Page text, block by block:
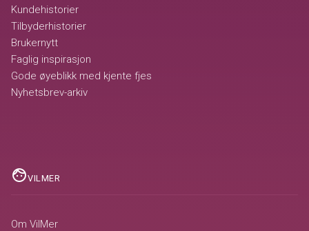
Kundehistorier
Tilbyderhistorier
Brukernytt
Faglig inspirasjon
Gode øyeblikk med kjente fjes
Nyhetsbrev-arkiv
faceVILMER
Om VilMer